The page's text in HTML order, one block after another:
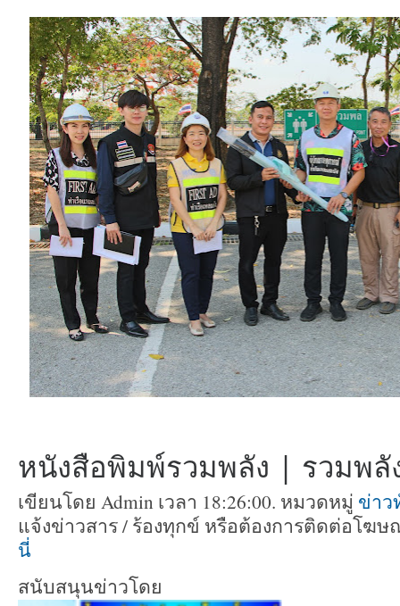
หนังสือพิมพ์รวมพลัง | รวมพลั
เขียนโดย Admin เวลา 18:26:00. หมวดหมู่ ข่าว
แจ้งข่าวสาร / ร้องทุกข์ หรือต้องการติดต่อโฆ
นี่
สนับสนุนข่าวโดย